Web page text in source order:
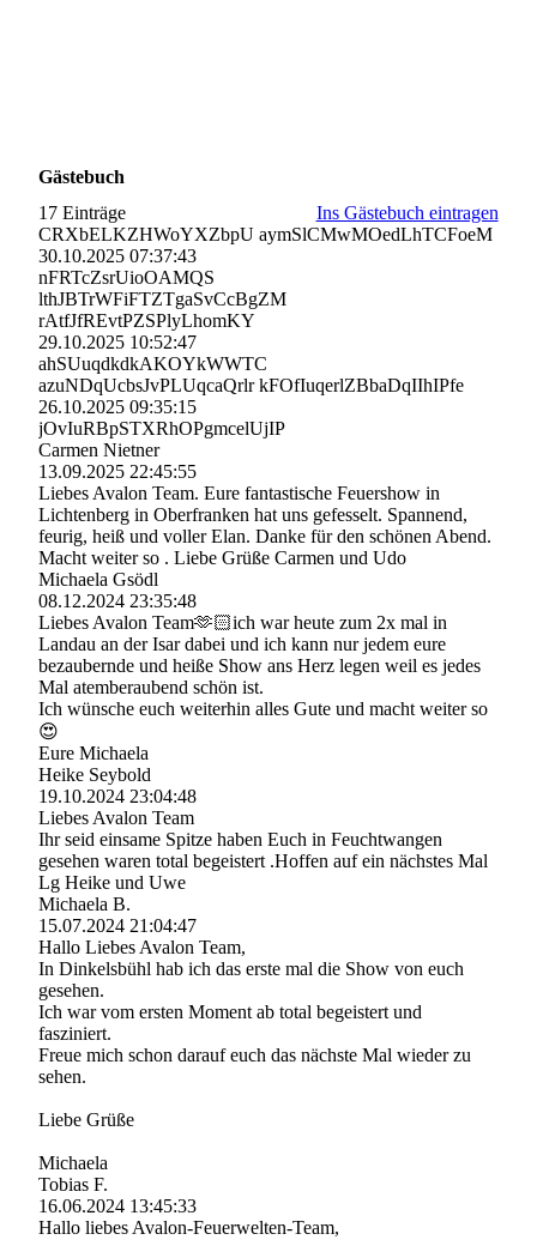
Gästebuch
17 Einträge
Ins Gästebuch eintragen
CRXbELKZHWoYXZbpU aymSlCMwMOedLhTCFoeM
30.10.2025 07:37:43
nFRTcZsrUioOAMQS
lthJBTrWFiFTZTgaSvCcBgZM
rAtfJfREvtPZSPlyLhomKY
29.10.2025 10:52:47
ahSUuqdkdkAKOYkWWTC
azuNDqUcbsJvPLUqcaQrlr kFOfIuqerlZBbaDqIIhIPfe
26.10.2025 09:35:15
jOvIuRBpSTXRhOPgmcelUjI­P
Carmen Nietner
13.09.2025 22:45:55
Liebes Avalon Team. Eure fantastische Feuershow in
Lichtenberg in Oberfranken hat uns gefesselt. Spannend,
feurig, heiß und voller Elan. Danke für den schönen Abend.
Macht weiter so . Liebe Grüße Carmen und Udo
Michaela Gsödl
08.12.2024 23:35:48
Liebes Avalon Team🫶🏻ich war heute zum 2x mal in
Landau an der Isar dabei und ich kann nur jedem eure
bezaubernde und heiße Show ans Herz legen weil es jedes
Mal atemberaubend schön ist.
Ich wünsche euch weiterhin alles Gute und macht weiter so
😍
Eure Michaela
Heike Seybold
19.10.2024 23:04:48
Liebes Avalon Team
Ihr seid einsame Spitze haben Euch in Feuchtwangen
gesehen waren total begeistert .Hoffen auf ein nächstes Mal
Lg Heike und Uwe
Michaela B.
15.07.2024 21:04:47
Hallo Liebes Avalon Team,
In Dinkelsbühl hab ich das erste mal die Show von euch
gesehen.
Ich war vom ersten Moment ab total begeistert und
fasziniert.
Freue mich schon darauf euch das nächste Mal wieder zu
sehen.
Liebe Grüße
Michaela
Tobias F.
16.06.2024 13:45:33
Hallo liebes Avalon-­Feuerwelten-­Team,­